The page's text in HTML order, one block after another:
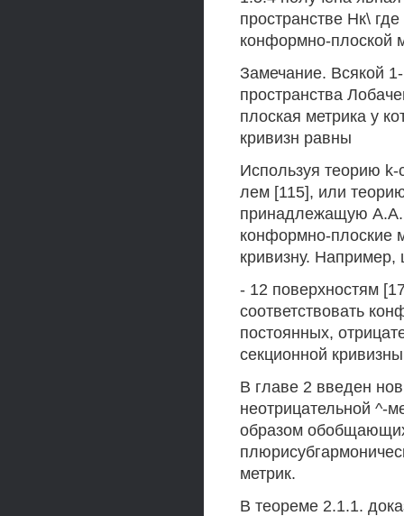
пространстве Нк\
конформно-плоской
Замечание. Всякой
пространства
плоская метрика у
кривизн равны
Используя теорию
лем [115], или
принадлежащую A.A.
конформно-плоские
кривизну. Например,
- 12 поверхностям
соответствовать
постоянных,
секционной
В главе 2 введен
неотрицательной ^-
образом
метрик.
В теореме 2.1.1.